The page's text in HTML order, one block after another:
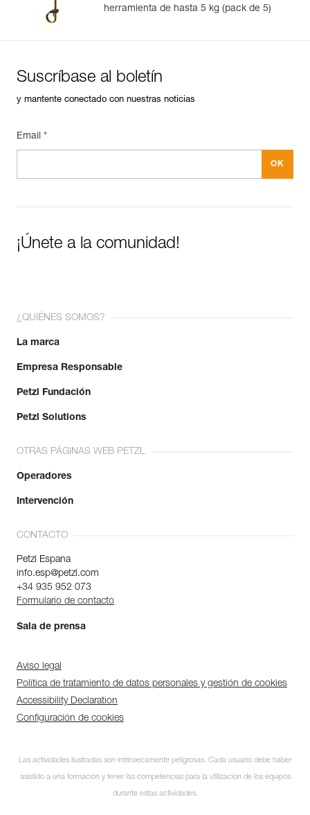
herramienta de hasta 5 kg (pack de 5)
Suscríbase al boletín
y mantente conectado con nuestras noticias
Email *
¡Únete a la comunidad!
¿QUIÉNES SOMOS?
La marca
Empresa Responsable
Petzl Fundación
Petzl Solutions
OTRAS PÁGINAS WEB PETZL
Operadores
Intervención
CONTACTO
Petzl Espana
info.esp@petzl.com
+34 935 952 073
Formulario de contacto
Sala de prensa
Aviso legal
Política de tratamiento de datos personales y gestión de cookies
Accessibility Declaration
Configuración de cookies
Las actividades ilustradas son intrínsecamente peligrosas. Cada usuario debe haber
asistido a una formación y tener las competencias para la utilización de los equipos
durante estas actividades.